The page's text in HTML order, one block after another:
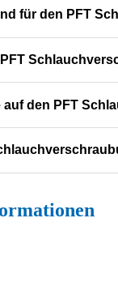
für den PFT
auf den PFT